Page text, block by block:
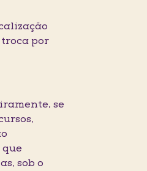
por
se
sob o